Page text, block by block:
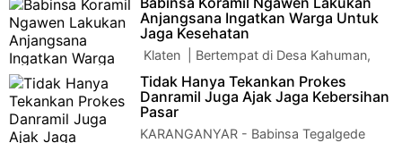
Anjangsana Ingatkan Warga Untuk
Jaga Kesehatan
Klaten | Bertempat di Desa Kahuman,
Babinsa Koramil 08 Ngawen Kodim 0723
Klaten Sertu Joko Purnomo melaksanakan kegiat…
Tidak Hanya Tekankan Prokes
Danramil Juga Ajak Jaga Kebersihan
Pasar
KARANGANYAR - Babinsa Tegalgede